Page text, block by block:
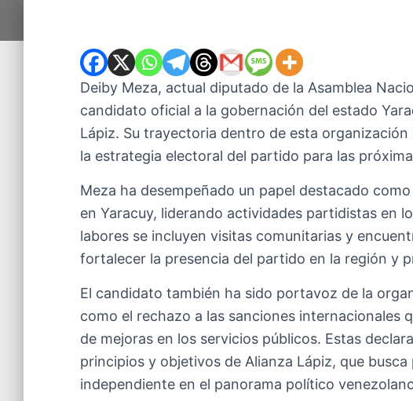
Deiby Meza, actual diputado de la Asamblea
candidato oficial a la gobernación del estado
Lápiz. Su trayectoria dentro de esta
la estrategia electoral del partido para las
Meza ha desempeñado un papel destacado
en Yaracuy, liderando actividades partidistas en
labores se incluyen visitas comunitarias y
fortalecer la presencia del partido en la región y
El candidato también ha sido portavoz de la
como el rechazo a las sanciones internacionales
de mejoras en los servicios públicos. Estas
principios y objetivos de Alianza Lápiz, que
independiente en el panorama político